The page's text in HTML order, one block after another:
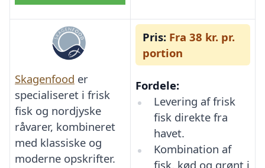
Skagenfood er
specialiseret i frisk
fisk og nordjyske
råvarer, kombineret
med klassiske og
moderne opskrifter.
Pris: Fra 38 kr. pr.
portion
Fordele:
Levering af frisk
fisk direkte fra
havet.
Kombination af
fisk, kød og grønt i